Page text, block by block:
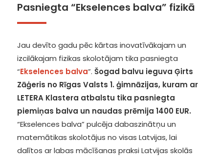
Pasniegta “Ekselences balva” fizikā
Jau devīto gadu pēc kārtas inovatīvākajam un
izcilākajam fizikas skolotājam tika pasniegta
“Ekselences balva”. Šogad balvu ieguva Ģirts
Zāģeris no Rīgas Valsts 1. ģimnāzijas, kuram ar
LETERA Klastera atbalstu tika pasniegta
piemiņas balva un naudas prēmija 1400 EUR.
“Ekselences balva” pulcēja dabaszinātņu un
matemātikas skolotājus no visas Latvijas, lai
dalītos ar labas mācīšanas praksi Latvijas skolās